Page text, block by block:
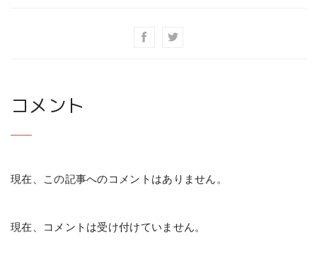
コメント
現在、この記事へのコメントはありません。
現在、コメントは受け付けていません。